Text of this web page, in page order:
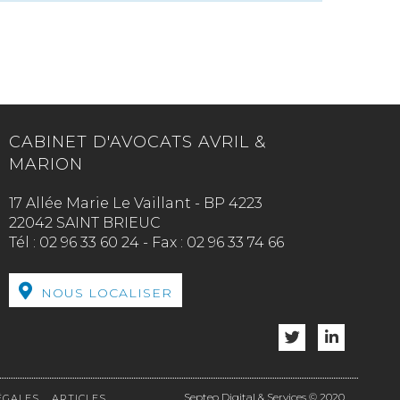
CABINET D'AVOCATS AVRIL &
MARION
17 Allée Marie Le Vaillant - BP 4223
22042 SAINT BRIEUC
Tél : 02 96 33 60 24 - Fax : 02 96 33 74 66
NOUS LOCALISER
Septeo Digital & Services © 2020